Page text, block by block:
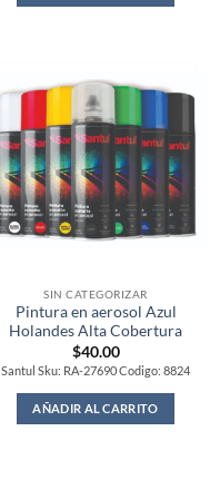
SIN CATEGORIZAR
Pintura en aerosol Azul
Holandes Alta Cobertura
$40.00
Santul Sku: RA-27690 Codigo: 8824
AÑADIR AL CARRITO